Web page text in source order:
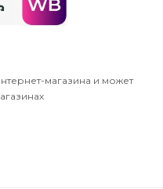
магазина и может